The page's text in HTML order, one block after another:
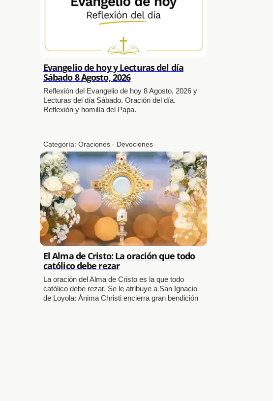
Evangelio de hoy y Lecturas del día
Sábado 8 Agosto, 2026
Reflexión del Evangelio de hoy 8 Agosto, 2026 y
Lecturas del día Sábado. Oración del día.
Reflexión y homilía del Papa.
Categoría: Oraciones - Devociones
El Alma de Cristo: La oración que todo
católico debe rezar
La oración del Alma de Cristo es la que todo
católico debe rezar. Se le atribuye a San Ignacio
de Loyola: Ánima Christi encierra gran bendición